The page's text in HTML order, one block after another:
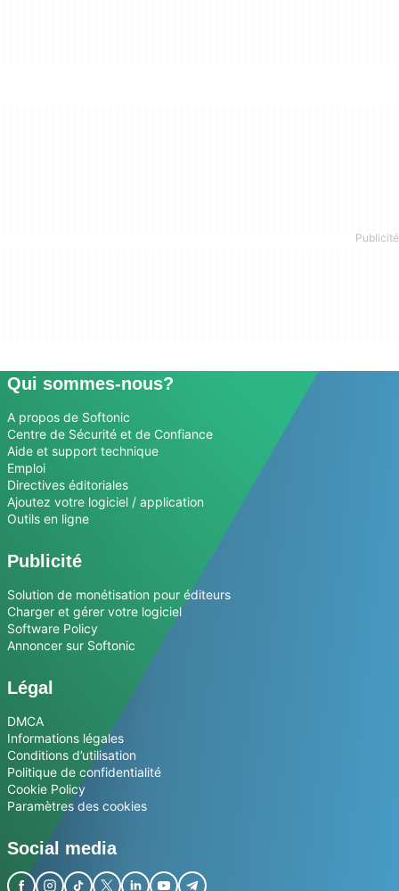
Qui sommes-nous?
A propos de Softonic
Centre de Sécurité et de Confiance
Aide et support technique
Emploi
Directives éditoriales
Ajoutez votre logiciel / application
Outils en ligne
Publicité
Solution de monétisation pour éditeurs
Charger et gérer votre logiciel
Software Policy
Annoncer sur Softonic
Légal
DMCA
Informations légales
Conditions d’utilisation
Politique de confidentialité
Cookie Policy
Paramètres des cookies
Social media